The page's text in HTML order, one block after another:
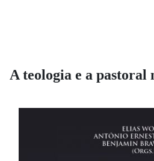
A teologia e a pastoral